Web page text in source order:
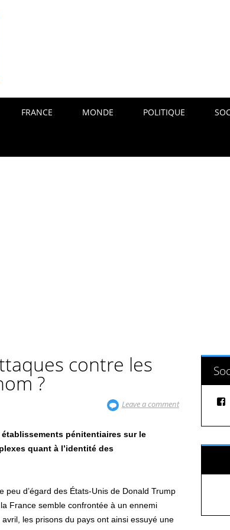
FRANCE MONDE POLITIQUE
contre les
?
Leave a comment
pénitentiaires sur le
quant à l’identité des
d’égard des États-Unis de Donald Trump
France semble confrontée à un ennemi
les prisons du pays ont ainsi essuyé une